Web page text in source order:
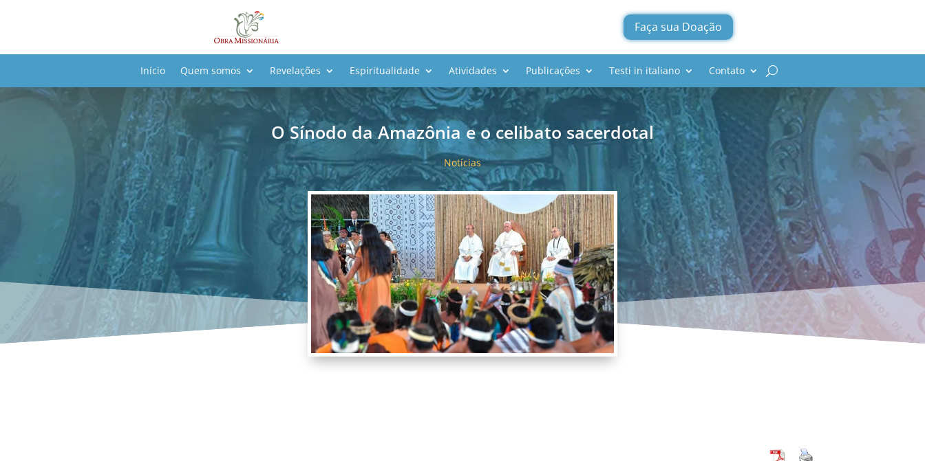
Faça sua Doação
Início Quem somos Revelações Espiritualidade Atividades Publicações Testi in italiano Contato
O Sínodo da Amazônia e o celibato sacerdotal
Notícias